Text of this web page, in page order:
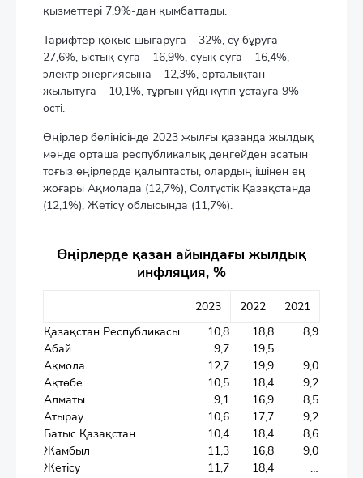
қызметтері 7,9%-дан қымбаттады.
Тарифтер қоқыс шығаруға – 32%, су бұруға –
27,6%, ыстық суға – 16,9%, суық суға – 16,4%,
электр энергиясына – 12,3%, орталықтан
жылытуға – 10,1%, тұрғын үйді күтіп ұстауға 9%
өсті.
Өңірлер бөлінісінде 2023 жылғы қазанда жылдық
мәнде орташа республикалық деңгейден асатын
тоғыз өңірлерде қалыптасты, олардың ішінен ең
жоғары Ақмолада (12,7%), Солтүстік Қазақстанда
(12,1%), Жетісу облысында (11,7%).
Өңірлерде қазан айындағы жылдық
инфляция, %
2023 2022
2021
Қазақстан Республикасы
10,8 18,8
8,9
Абай
9,7 19,5
…
Ақмола
12,7 19,9
9,0
Ақтөбе
10,5 18,4
9,2
Алматы
9,1 16,9
8,5
Атырау
10,6 17,7
9,2
Батыс Қазақстан
10,4 18,4
8,6
Жамбыл
11,3 16,8
9,0
Жетісу
11,7 18,4
…